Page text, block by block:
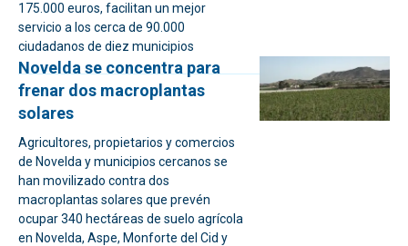
175.000 euros, facilitan un mejor
servicio a los cerca de 90.000
ciudadanos de diez municipios
Novelda se concentra para
frenar dos macroplantas
solares
Agricultores, propietarios y comercios
de Novelda y municipios cercanos se
han movilizado contra dos
macroplantas solares que prevén
ocupar 340 hectáreas de suelo agrícola
en Novelda, Aspe, Monforte del Cid y